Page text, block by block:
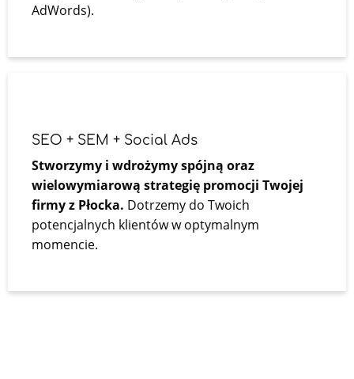
AdWords).
SEO + SEM + Social Ads
Stworzymy i wdrożymy spójną oraz
wielowymiarową strategię promocji Twojej
firmy z Płocka. Dotrzemy do Twoich
potencjalnych klientów w optymalnym
momencie.